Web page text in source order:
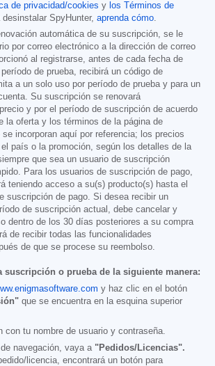
de privacidad/cookies y los Términos de
SpyHunter, aprenda cómo.
automática de su suscripción, se le
por correo electrónico a la dirección de correo
al registrarse, antes de cada fecha de
de prueba, recibirá un código de
a un solo uso por período de prueba y para un
Su suscripción se renovará
y por el período de suscripción de acuerdo
la oferta y los términos de la página de
se incorporan aquí por referencia; los precios
país o la promoción, según los detalles de la
que sea un usuario de suscripción
Para los usuarios de suscripción de pago,
teniendo acceso a su(s) producto(s) hasta el
suscripción de pago. Si desea recibir un
de suscripción actual, debe cancelar y
dentro de los 30 días posteriores a su compra
de recibir todas las funcionalidades
de que se procese su reembolso.
suscripción o prueba de la siguiente manera:
y haz clic en el botón
que se encuentra en la esquina superior
con tu nombre de usuario y contraseña.
navegación, vaya a "Pedidos/Licencias".
licencia, encontrará un botón para